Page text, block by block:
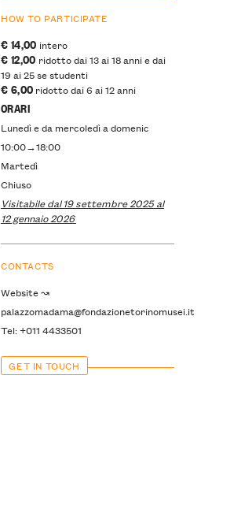
HOW TO PARTICIPATE
€ 14,00 intero
€ 12,00 ridotto dai 13 ai 18 anni e dai
19 ai 25 se studenti
€ 6,00 ridotto dai 6 ai 12 anni
ORARI
Lunedì e da mercoledì a domenic
10:00→18:00
Martedì
Chiuso
Visitabile dal 19 settembre 2025 al
12 gennaio 2026
CONTACTS
Website ↝
palazzomadama@fondazionetorinomusei.it
Tel: +011 4433501
GET IN TOUCH